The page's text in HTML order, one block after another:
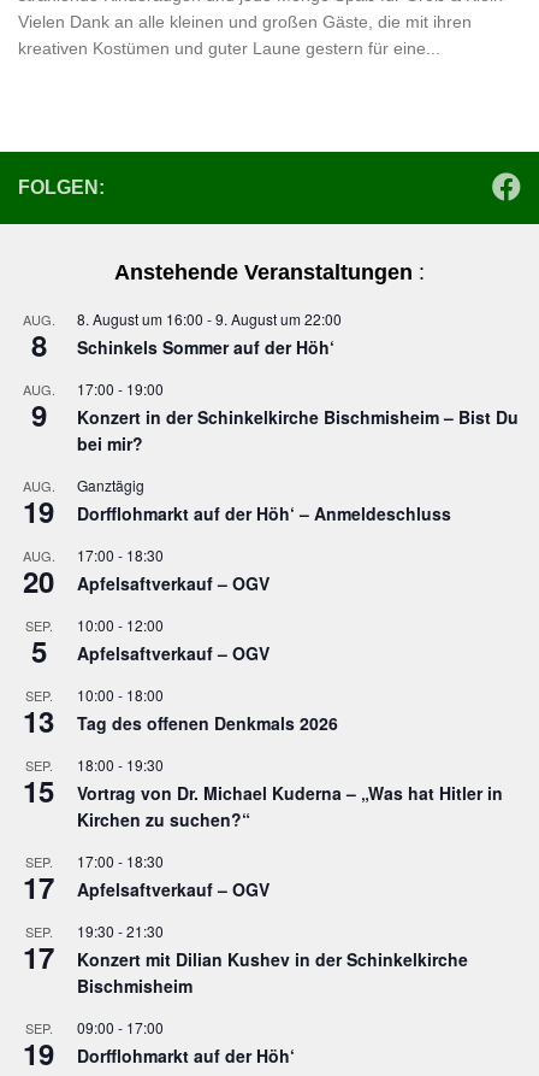
Vielen Dank an alle kleinen und großen Gäste, die mit ihren
kreativen Kostümen und guter Laune gestern für eine...
FOLGEN:
Anstehende Veranstaltungen :
AUG.
8
8. August um 16:00 -9. August um 22:00
Schinkels Sommer auf der Höh‘
AUG.
9
17:00 - 19:00
Konzert in der Schinkelkirche Bischmisheim – Bist Du
bei mir?
AUG.
19
Ganztägig
Dorfflohmarkt auf der Höh‘ – Anmeldeschluss
AUG.
20
17:00 - 18:30
Apfelsaftverkauf – OGV
SEP.
5
10:00 - 12:00
Apfelsaftverkauf – OGV
SEP.
13
10:00 - 18:00
Tag des offenen Denkmals 2026
SEP.
15
18:00 - 19:30
Vortrag von Dr. Michael Kuderna – „Was hat Hitler in
Kirchen zu suchen?“
SEP.
17
17:00 - 18:30
Apfelsaftverkauf – OGV
SEP.
17
19:30 -21:30
Konzert mit Dilian Kushev in der Schinkelkirche
Bischmisheim
SEP.
19
09:00 - 17:00
Dorfflohmarkt auf der Höh‘